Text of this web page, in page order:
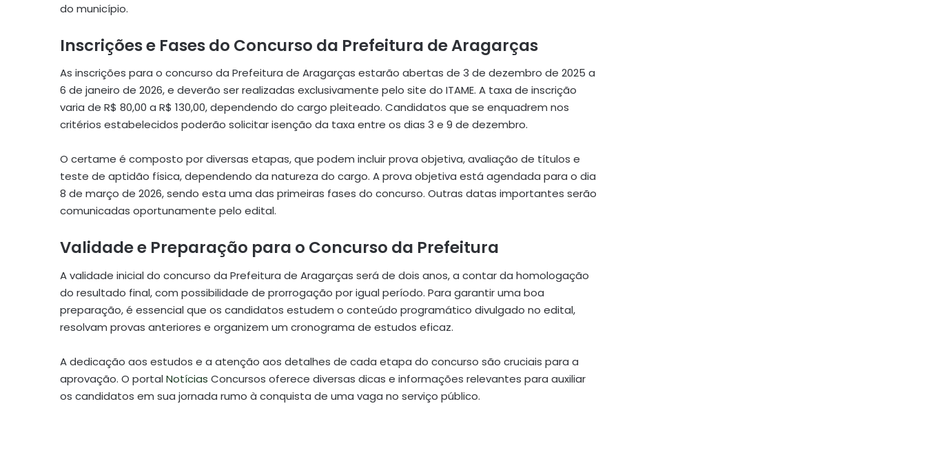
do município.
Inscrições e Fases do Concurso da Prefeitura de Aragarças
As inscrições para o concurso da Prefeitura de Aragarças estarão abertas de 3 de dezembro de 2025 a
6 de janeiro de 2026, e deverão ser realizadas exclusivamente pelo site do ITAME. A taxa de inscrição
varia de R$ 80,00 a R$ 130,00, dependendo do cargo pleiteado. Candidatos que se enquadrem nos
critérios estabelecidos poderão solicitar isenção da taxa entre os dias 3 e 9 de dezembro.
O certame é composto por diversas etapas, que podem incluir prova objetiva, avaliação de títulos e
teste de aptidão física, dependendo da natureza do cargo. A prova objetiva está agendada para o dia
8 de março de 2026, sendo esta uma das primeiras fases do concurso. Outras datas importantes serão
comunicadas oportunamente pelo edital.
Validade e Preparação para o Concurso da Prefeitura
A validade inicial do concurso da Prefeitura de Aragarças será de dois anos, a contar da homologação
do resultado final, com possibilidade de prorrogação por igual período. Para garantir uma boa
preparação, é essencial que os candidatos estudem o conteúdo programático divulgado no edital,
resolvam provas anteriores e organizem um cronograma de estudos eficaz.
A dedicação aos estudos e a atenção aos detalhes de cada etapa do concurso são cruciais para a
aprovação. O portal Notícias Concursos oferece diversas dicas e informações relevantes para auxiliar
os candidatos em sua jornada rumo à conquista de uma vaga no serviço público.